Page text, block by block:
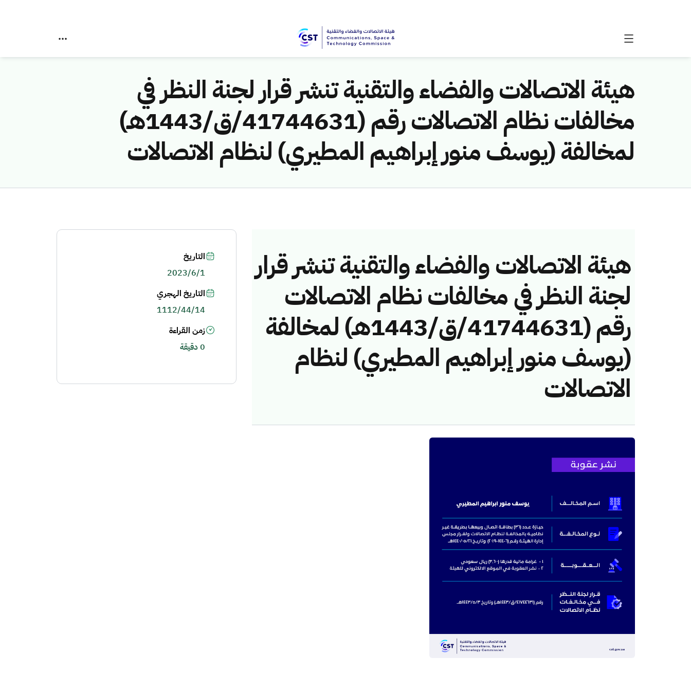
هيئة الاتصالات والفضاء والتقنية تنشر قرار لجنة النظر في
مخالفات نظام الاتصالات رقم (41744631/ق/1443هـ)
لمخالفة (يوسف منور إبراهيم المطيري) لنظام الاتصالات
هيئة الاتصالات والفضاء والتقنية تنشر قرار
لجنة النظر في مخالفات نظام الاتصالات
رقم (41744631/ق/1443هـ) لمخالفة
(يوسف منور إبراهيم المطيري) لنظام
الاتصالات
التاريخ
2023/6/1
التاريخ الهجري
1112/44/14
زمن القراءة
0 دقيقة